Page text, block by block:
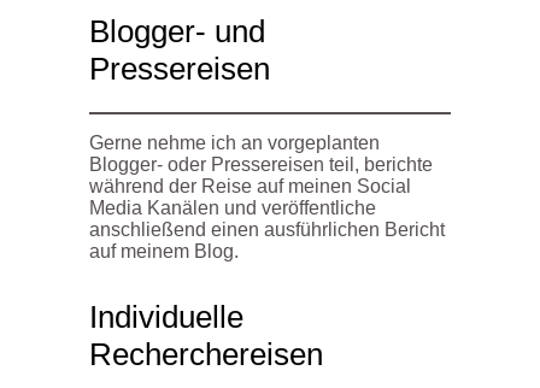
Blogger- und
Pressereisen
Gerne nehme ich an vorgeplanten
Blogger- oder Pressereisen teil, berichte
während der Reise auf meinen Social
Media Kanälen und veröffentliche
anschließend einen ausführlichen Bericht
auf meinem Blog.
Individuelle
Recherchereisen